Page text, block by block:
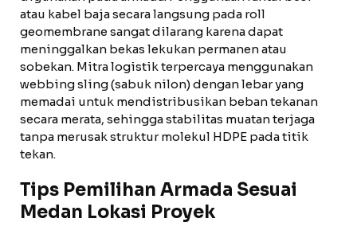
atau kabel baja secara langsung pada roll
geomembrane sangat dilarang karena dapat
meninggalkan bekas lekukan permanen atau
sobekan. Mitra logistik terpercaya menggunakan
webbing sling (sabuk nilon) dengan lebar yang
memadai untuk mendistribusikan beban tekanan
secara merata, sehingga stabilitas muatan terjaga
tanpa merusak struktur molekul HDPE pada titik
tekan.
Tips Pemilihan Armada Sesuai
Medan Lokasi Proyek